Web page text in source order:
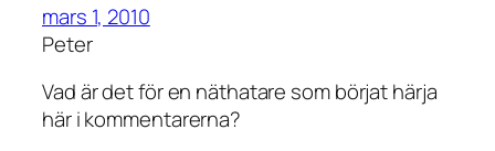
mars 1, 2010
Peter
Vad är det för en näthatare som börjat härja
här i kommentarerna?